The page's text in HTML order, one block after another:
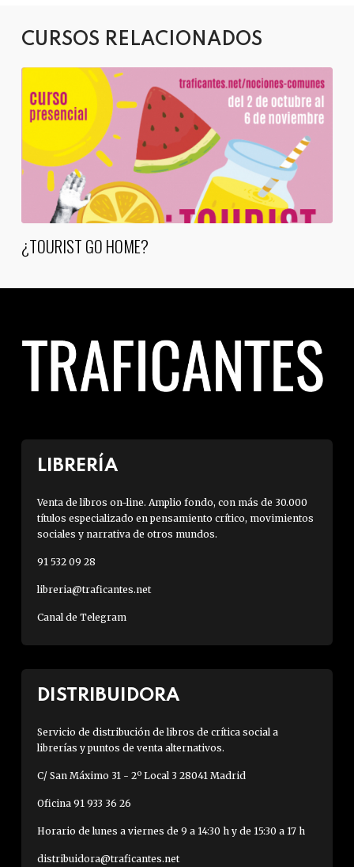
CURSOS RELACIONADOS
¿TOURIST GO HOME?
LIBRERÍA
Venta de libros on-line. Amplio fondo, con más de 30.000
títulos especializado en pensamiento crítico, movimientos
sociales y narrativa de otros mundos.
91 532 09 28
libreria@traficantes.net
Canal de Telegram
DISTRIBUIDORA
Servicio de distribución de libros de crítica social a
librerías y puntos de venta alternativos.
C/ San Máximo 31 - 2º Local 3 28041 Madrid
Oficina 91 933 36 26
Horario de lunes a viernes de 9 a 14:30 h y de 15:30 a 17 h
distribuidora@traficantes.net